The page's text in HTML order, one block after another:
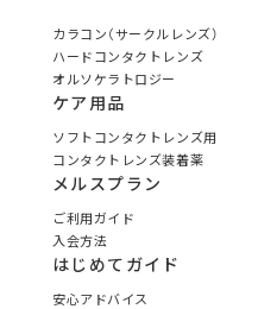
カラコン（サークルレンズ）
ハードコンタクトレンズ
オルソケラトロジー
ケア用品
ソフトコンタクトレンズ用
コンタクトレンズ装着薬
メルスプラン
ご利用ガイド
入会方法
はじめてガイド
安心アドバイス